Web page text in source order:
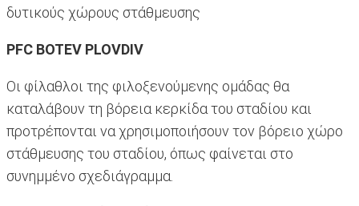
δυτικούς χώρους στάθμευσης
PFC BOTEV PLOVDIV
Οι φίλαθλοι της φιλοξενούμενης ομάδας θα
καταλάβουν τη βόρεια κερκίδα του σταδίου και
προτρέπονται να χρησιμοποιήσουν τον βόρειο χώρο
στάθμευσης του σταδίου, όπως φαίνεται στο
συνημμένο σχεδιάγραμμα.